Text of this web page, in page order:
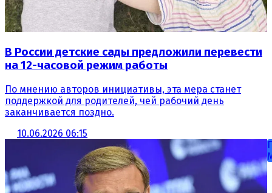
В России детские сады предложили перевести
на 12-часовой режим работы
По мнению авторов инициативы, эта мера станет
поддержкой для родителей, чей рабочий день
заканчивается поздно.
10.06.2026 06:15